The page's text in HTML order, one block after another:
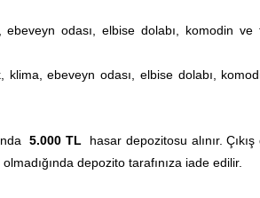
odası, elbise dolabı, komodin ve
ebeveyn odası, elbise dolabı,
5.000 TL
hasar depozitosu alınır.
depozito tarafınıza iade edilir.